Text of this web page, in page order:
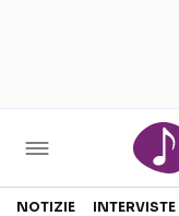
Sezioni
NOTIZIE INTERVISTE